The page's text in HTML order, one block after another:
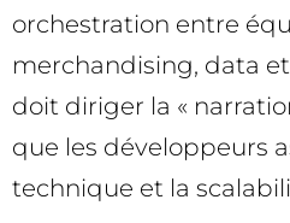
orchestration entre
merchandising, data
doit diriger la «
que les développeurs
technique et la